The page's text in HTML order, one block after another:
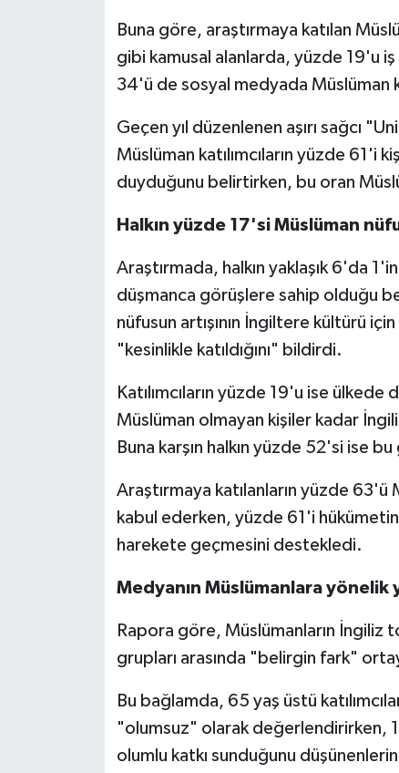
Buna göre, araştırmaya katılan
gibi kamusal alanlarda, yüzde 19'u
34'ü de sosyal medyada Müslüman
Geçen yıl düzenlenen aşırı sağcı
Müslüman katılımcıların yüzde 61'i
duyduğunu belirtirken, bu oran
Halkın yüzde 17'si Müslüman
Araştırmada, halkın yaklaşık 6'da
düşmanca görüşlere sahip olduğu
nüfusun artışının İngiltere kültürü
"kesinlikle katıldığını" bildirdi.
Katılımcıların yüzde 19'u ise
Müslüman olmayan kişiler kadar
Buna karşın halkın yüzde 52'si ise
Araştırmaya katılanların yüzde
kabul ederken, yüzde 61'i
harekete geçmesini destekledi.
Medyanın Müslümanlara yönelik
Rapora göre, Müslümanların İngiliz
grupları arasında "belirgin fark"
Bu bağlamda, 65 yaş üstü
"olumsuz" olarak değerlendirirken,
olumlu katkı sunduğunu
Diyarbakır Müftülüğü
Edirne Müftülüğü
Erzurum Müftülüğü
Eskişehir Müftülüğü
Gaziantep Müftülüğü
Gümüşhane Müftülüğü
Hakkari Müftülüğü
Iğdır Müftülüğü
Isparta Müftülüğü
İstanbul Müftülüğü
İzmir Müftülüğü
İhtida Haberleri